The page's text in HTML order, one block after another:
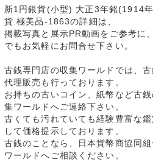
新1円銀貨(小型) 大正3年銘(1914
貨 極美品-1863の詳細は、
掲載写真と展示PR動画をご参考に
でもお気軽にお問合せ下さい。
古銭専門店の収集ワールドでは、
代理販売も行っております。
お持ちの古いコイン、紙幣など古
集ワールドへご連絡下さい。
古くても汚れていても経験豊富な
して価格提示しております。
古銭のことなら、日本貨幣商協同
ワールドへご相談ください。